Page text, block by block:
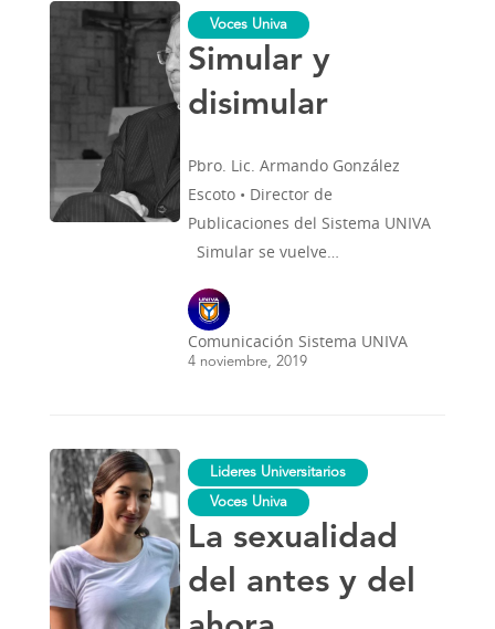
Simular
y
disimular
Voces Univa
Simular y
disimular
Pbro. Lic. Armando González
Escoto • Director de
Publicaciones del Sistema UNIVA
Simular se vuelve…
Comunicación Sistema UNIVA
4 noviembre, 2019
La
sexualidad
del
antes
y
del
ahora
Lideres Universitarios
Voces Univa
La sexualidad
del antes y del